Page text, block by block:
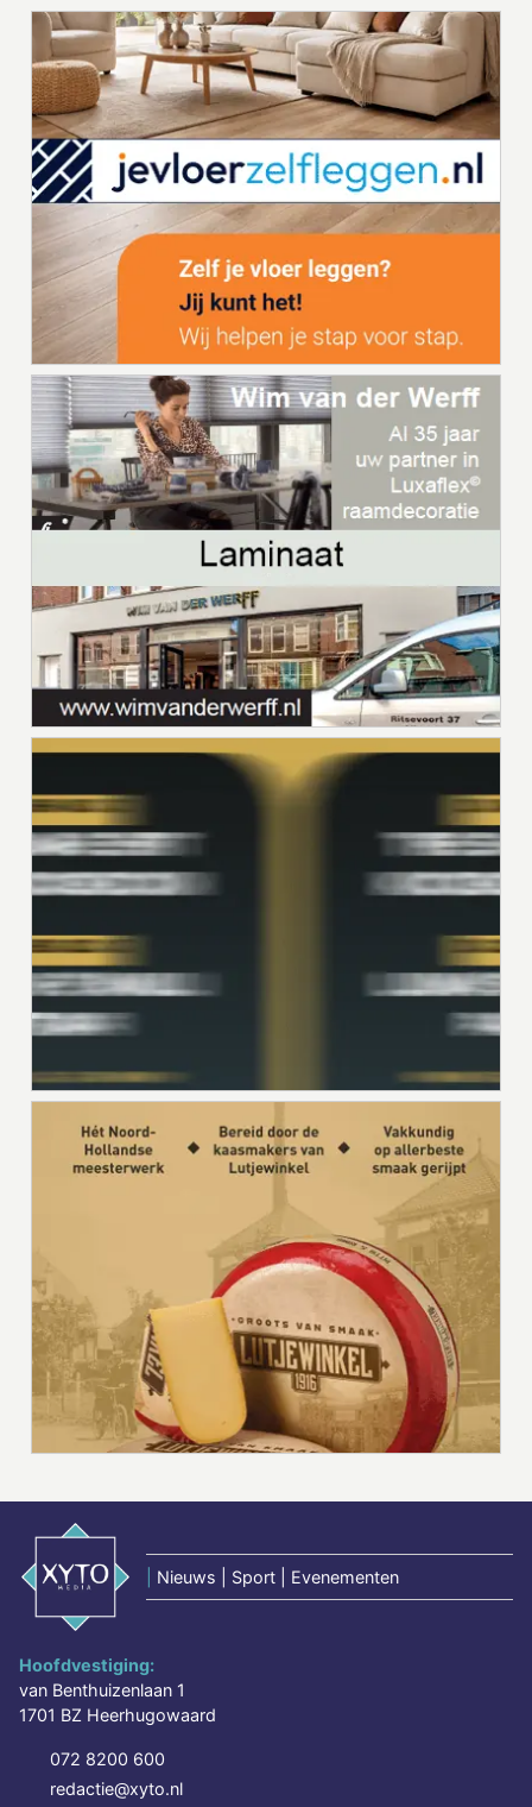
Nieuws | Sport | Evenementen
Hoofdvestiging:
van Benthuizenlaan 1
1701 BZ Heerhugowaard
072 8200 600
redactie@xyto.nl